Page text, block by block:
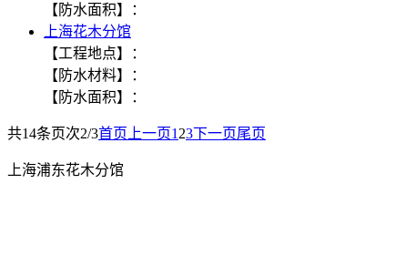
【防水面积】：
上海花木分馆
【工程地点】：
【防水材料】：
【防水面积】：
共14条页次2/3首页 上一页1 23下一页尾页
上海浦东花木分馆